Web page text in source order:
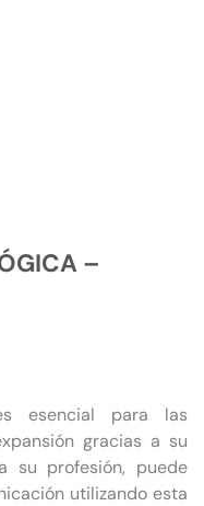
–
esencial para las
gracias a su
su profesión, puede
utilizando esta